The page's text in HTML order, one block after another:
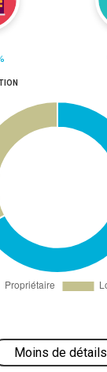
Moins de détails